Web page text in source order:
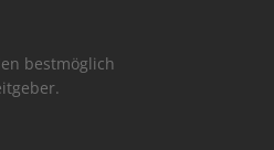
bestmöglich